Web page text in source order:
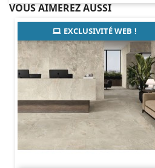
VOUS AIMEREZ AUSSI
EXCLUSIVITÉ WEB !